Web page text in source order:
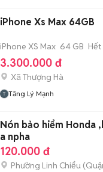
iPhone Xs Max 64GB
iPhone XS Max 64 GB
3.300.000 đ
Xã Thượng Hà
Tăng Lý Mạnh
Nón bảo hiểm Honda
a npha
120.000 đ
Phường Linh Chiểu